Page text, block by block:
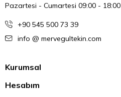
Pazartesi - Cumartesi 09:00 - 18:00
+90 545 500 73 39
info @ mervegultekin.com
Kurumsal
Hesabım